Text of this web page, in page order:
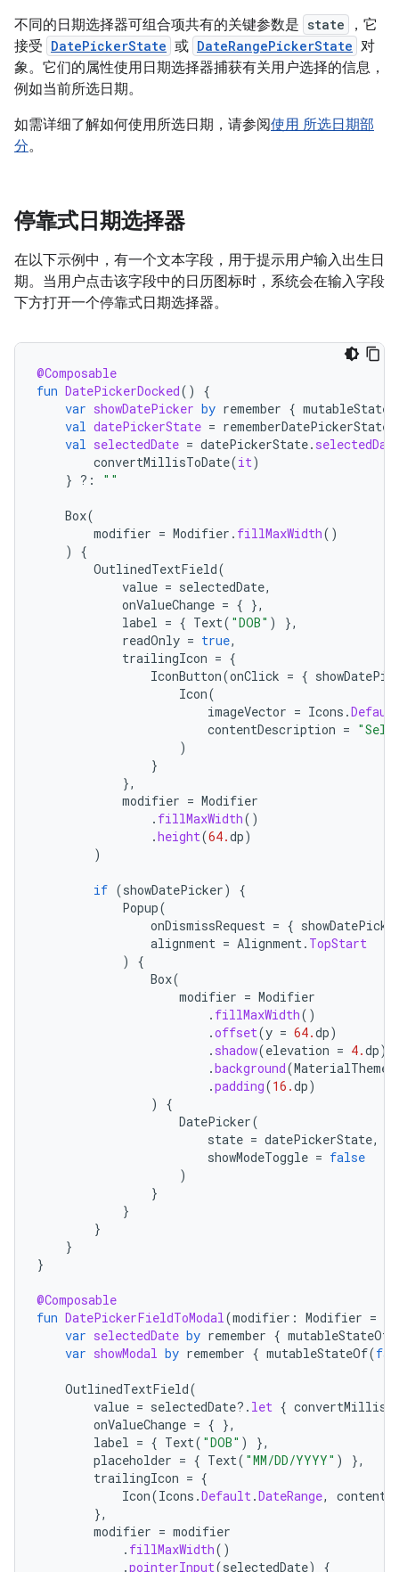
不同的日期选择器可组合项共有的关键参数是 state
，它
接受 DatePickerState 或 DateRangePickerState 对
象。它们的属性使用日期选择器捕获有关用户选择的信息，
例如当前所选日期。
如需详细了解如何使用所选日期，请参阅使用 所选日期部
分。
停靠式日期选择器
在以下示例中，有一个文本字段，用于提示用户输入出生日
期。当用户点击该字段中的日历图标时，系统会在输入字段
下方打开一个停靠式日期选择器。
@Composable
fun DatePickerDocked()
{
var showDatePicker by remember {
val datePickerState = rememberDatePickerState
val selectedDate = datePickerState.
convertMillisToDate(it)
} ?: ""
Box(
modifier = Modifier . fillMaxWidth()
)
{
OutlinedTextField(
value = selectedDate,
onValueChange = { },
label = { Text( "DOB" )
},
readOnly = true,
trailingIcon = {
IconButton(onClick = {
Icon(
imageVector = Icons .
contentDescription =
)
}
},
modifier = Modifier
. fillMaxWidth()
.height(64.dp)
)
if (showDatePicker)
{
Popup(
onDismissRequest = {
alignment = Alignment. TopStart
)
{
Box(
modifier = Modifier
. fillMaxWidth()
.offset(y = 64.dp)
. shadow(elevation = 4.dp)
.background(MaterialTheme
.padding(16.dp)
)
{
DatePicker(
state = datePickerState,
showModeToggle = false
)
}
}
}
}
}
@Composable
fun DatePickerFieldToModal(modifier : Modifier =
var selectedDate by remember {
var showModal by remember { mutableStateOf(
OutlinedTextField(
value = selectedDate?. let {
onValueChange = { },
label = { Text( "DOB" )
},
placeholder = { Text( "MM/DD/YYYY" )
},
trailingIcon = {
Icon(Icons .Default.DateRange,
},
modifier = modifier
. fillMaxWidth()
.pointerInput(selectedDate) {